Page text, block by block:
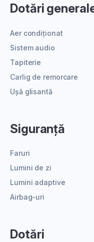
Dotări
Aer condiționat
Sistem audio
Tapiterie
Carlig de remorcare
Ușă glisantă
Siguranță
Faruri
Lumini de zi
Lumini adaptive
Airbag-uri
Dotări